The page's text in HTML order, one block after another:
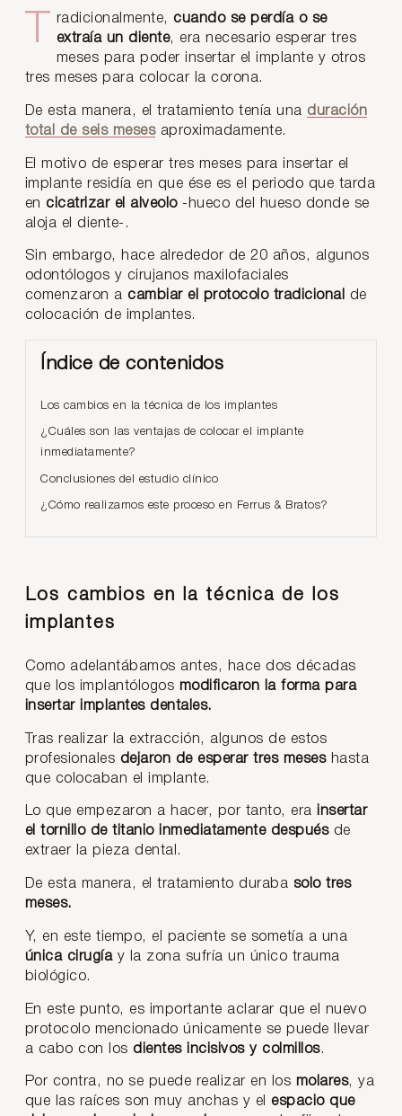
Tradicionalmente, cuando se perdía o se
extraía un diente, era necesario esperar tres
meses para poder insertar el implante y otros
tres meses para colocar la corona.
De esta manera, el tratamiento tenía una duración
total de seis mesesaproximadamente.
El motivo de esperar tres meses para insertar el
implante residía en que ése es el periodo que tarda
en cicatrizar el alveolo-hueco del hueso donde se
aloja el diente-.
Sin embargo, hace alrededor de 20 años, algunos
odontólogos y cirujanos maxilofaciales
comenzaron a cambiar el protocolo tradicional
de
colocación de implantes.
Índice de contenidos
Los cambios en la técnica de los implantes
¿Cuáles son las ventajas de colocar el implante
inmediatamente?
Conclusiones del estudio clínico
¿Cómo realizamos este proceso en Ferrus & Bratos?
Los cambios en la técnica de los
implantes
Como adelantábamos antes, hace dos décadas
que los implantólogos modificaron la forma para
insertar implantes dentales.
Tras realizar la extracción, algunos de estos
profesionales dejaron de esperar tres meseshasta
que colocaban el implante.
Lo que empezaron a hacer, por tanto, era insertar
el tornillo de titanio inmediatamente despuésde
extraer la pieza dental.
De esta manera, el tratamiento duraba solo tres
meses.
Y, en este tiempo, el paciente se sometía a una
única cirugíay la zona sufría un único trauma
biológico.
En este punto, es importante aclarar que el nuevo
protocolo mencionado únicamente se puede llevar
a cabo con los dientes incisivos y colmillos.
Por contra, no se puede realizar en los molares, ya
que las raíces son muy anchas y el espacio que